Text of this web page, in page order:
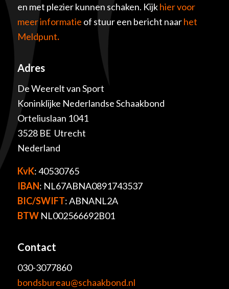
en met plezier kunnen schaken. Kijkhier voor
meer informatie of stuur een bericht naarhet
Meldpunt.
Adres
De Weerelt van Sport
Koninklijke Nederlandse Schaakbond
Orteliuslaan 1041
3528 BE Utrecht
Nederland
KvK: 40530765
IBAN: NL67ABNA0891743537
BIC/SWIFT: ABNANL2A
BTWNL002566692B01
Contact
030-3077860
bondsbureau@schaakbond.nl